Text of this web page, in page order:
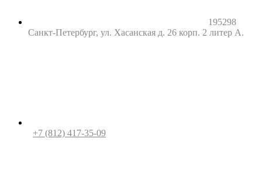
195298
Санкт-Петербург, ул. Хасанская д. 26 корп. 2 литер А.
+7 (812) 417-35-09